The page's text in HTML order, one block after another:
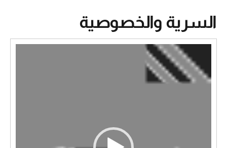
السرية والخصوصية
الفيديو